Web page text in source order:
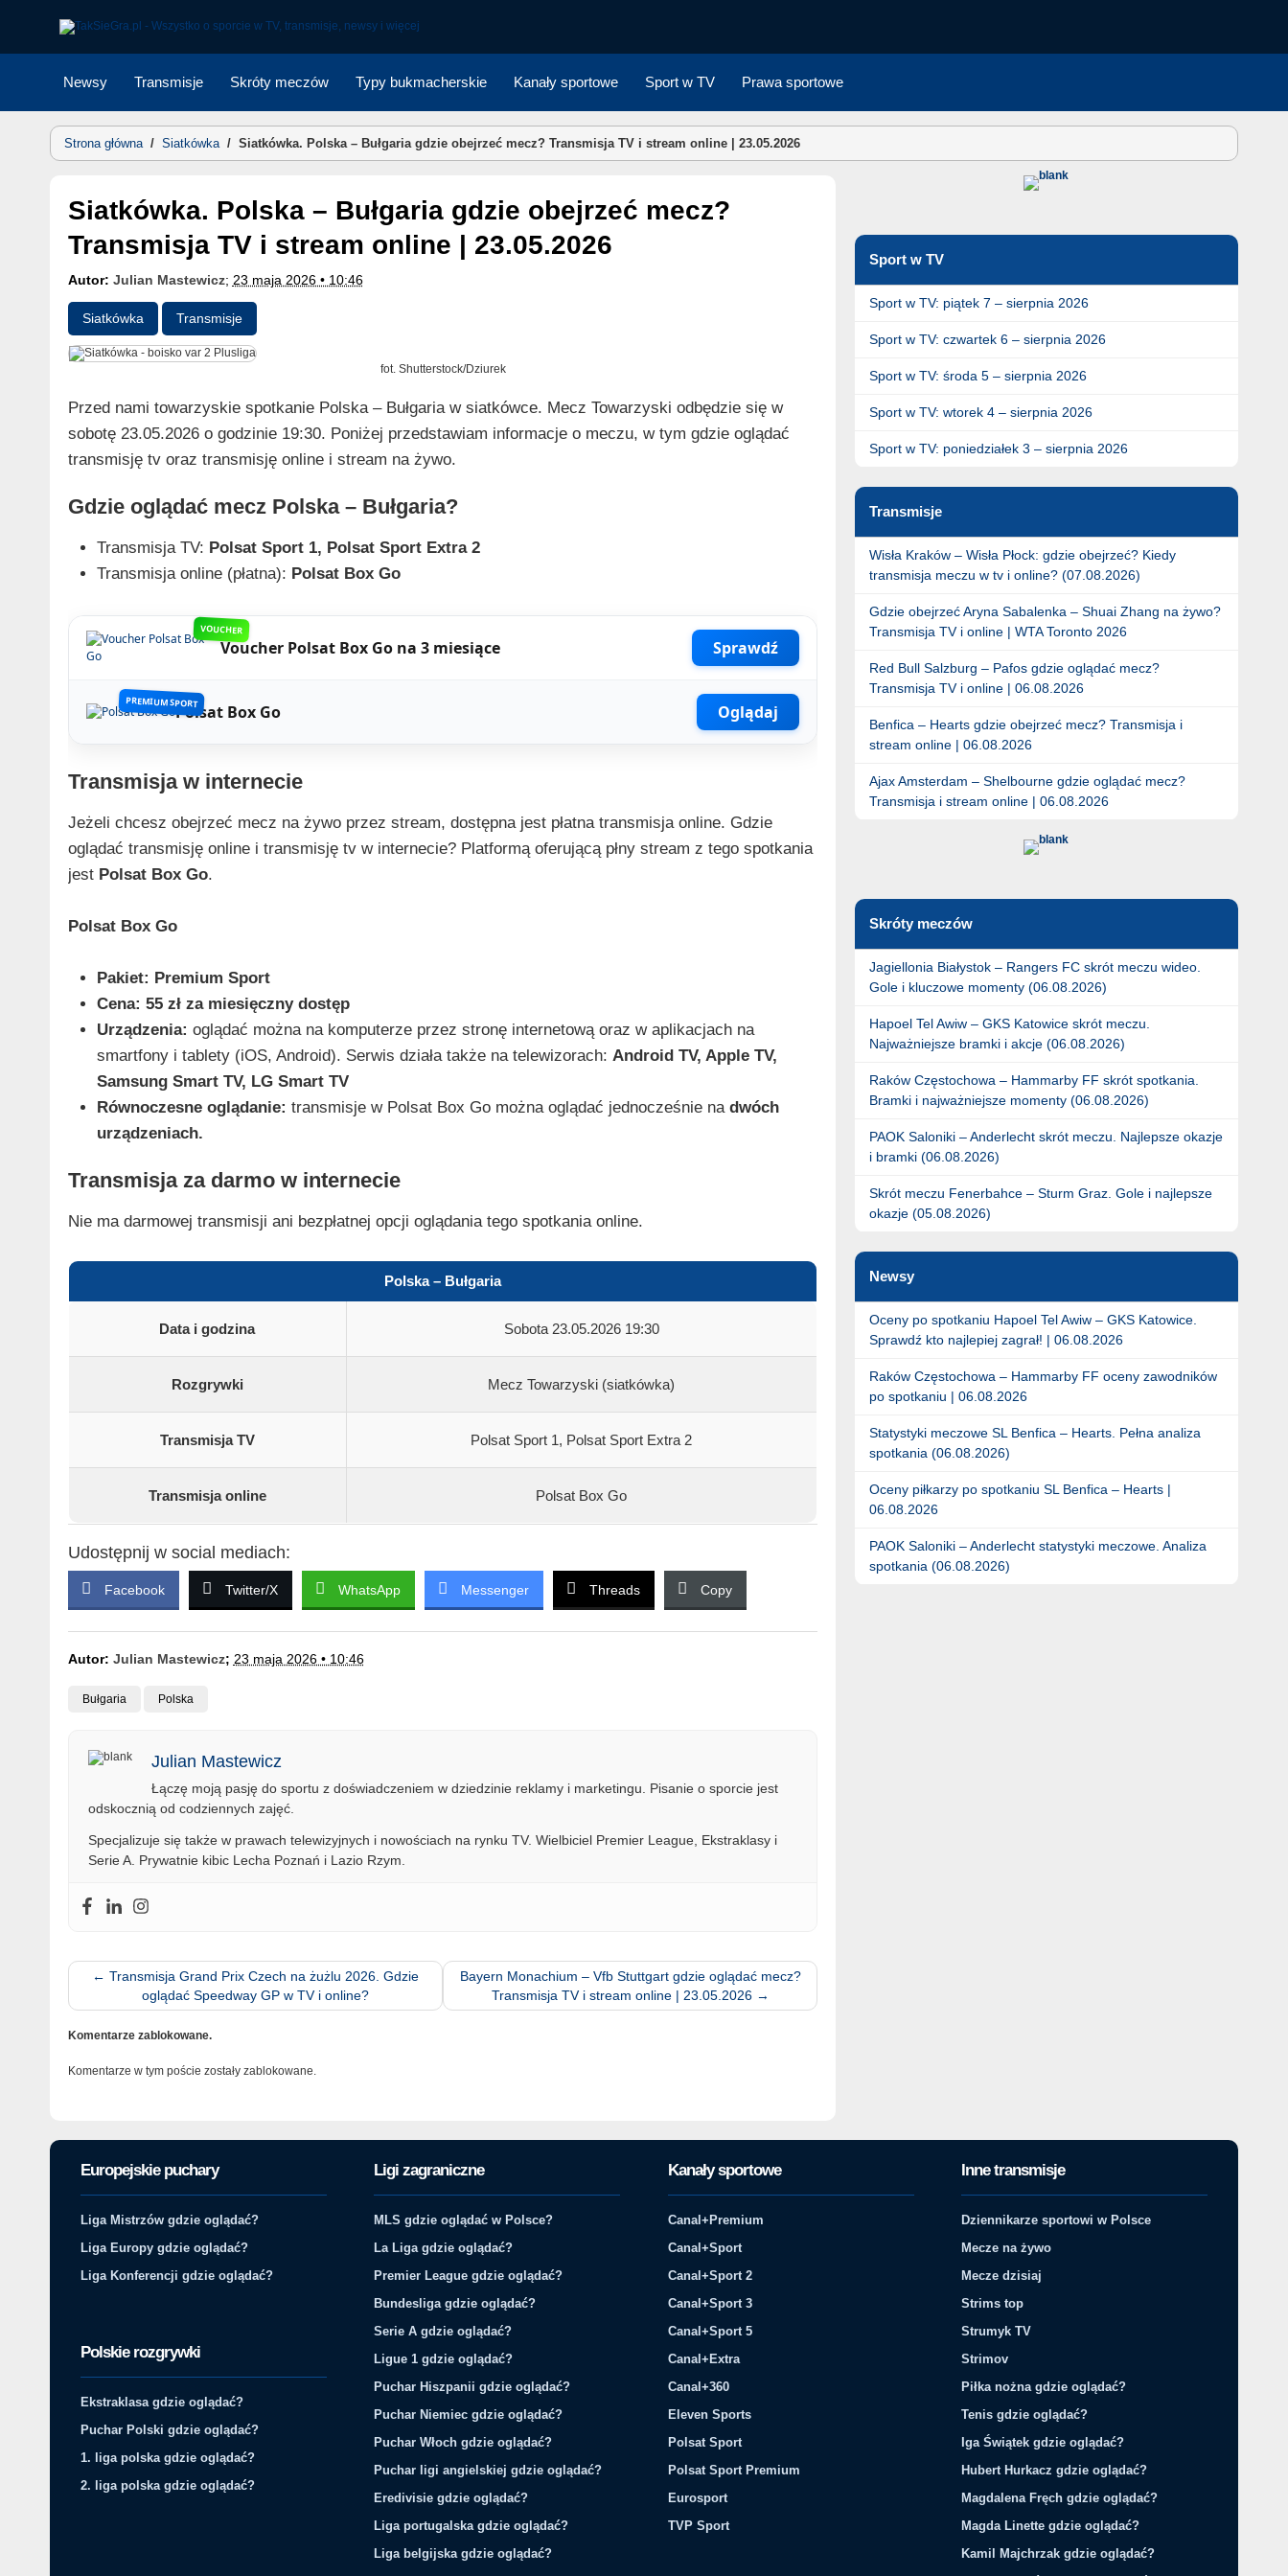
Newsy Transmisje Skróty meczów Typy bukmacherskie Kanały sportowe Sport w TV Prawa sportowe
Strona główna/ Siatkówka/ Siatkówka. Polska – Bułgaria gdzie obejrzeć mecz? Transmisja TV i stream online | 23.05.2026
Siatkówka. Polska – Bułgaria gdzie obejrzeć mecz?
Transmisja TV i stream online | 23.05.2026
Autor: Julian Mastewicz; 23 maja 2026 • 10:46
Siatkówka Transmisje
fot. Shutterstock/Dziurek
Przed nami towarzyskie spotkanie Polska – Bułgaria w siatkówce. Mecz Towarzyski odbędzie się w
sobotę 23.05.2026 o godzinie 19:30. Poniżej przedstawiam informacje o meczu, w tym gdzie oglądać
transmisję tv oraz transmisję online i stream na żywo.
Gdzie oglądać mecz Polska – Bułgaria?
Transmisja TV: Polsat Sport 1, Polsat Sport Extra 2
Transmisja online (płatna): Polsat Box Go
VOUCHER
Voucher Polsat Box Go na 3 miesiące Sprawdź
PREMIUM SPORTPolsat Box Go Oglądaj
Transmisja w internecie
Jeżeli chcesz obejrzeć mecz na żywo przez stream, dostępna jest płatna transmisja online. Gdzie
oglądać transmisję online i transmisję tv w internecie? Platformą oferującą płny stream z tego spotkania
jest Polsat Box Go.
Polsat Box Go
Pakiet: Premium Sport
Cena: 55 zł za miesięczny dostęp
Urządzenia: oglądać można na komputerze przez stronę internetową oraz w aplikacjach na
smartfony i tablety (iOS, Android). Serwis działa także na telewizorach: Android TV, Apple TV,
Samsung Smart TV, LG Smart TV
Równoczesne oglądanie: transmisje w Polsat Box Go można oglądać jednocześnie na dwóch
urządzeniach.
Transmisja za darmo w internecie
Nie ma darmowej transmisji ani bezpłatnej opcji oglądania tego spotkania online.
Polska – Bułgaria
Data i godzina Sobota 23.05.2026 19:30
Rozgrywki Mecz Towarzyski (siatkówka)
Transmisja TV Polsat Sport 1, Polsat Sport Extra 2
Transmisja online Polsat Box Go
Udostępnij w social mediach:
Facebook Twitter/X WhatsApp Messenger Threads Copy
Autor: Julian Mastewicz; 23 maja 2026 • 10:46
Bułgaria Polska
Julian Mastewicz
Łączę moją pasję do sportu z doświadczeniem w dziedzinie reklamy i marketingu. Pisanie o sporcie jest
odskocznią od codziennych zajęć.
Specjalizuje się także w prawach telewizyjnych i nowościach na rynku TV. Wielbiciel Premier League, Ekstraklasy i
Serie A. Prywatnie kibic Lecha Poznań i Lazio Rzym.
← Transmisja Grand Prix Czech na żużlu 2026. Gdzie
oglądać Speedway GP w TV i online?
Bayern Monachium – Vfb Stuttgart gdzie oglądać mecz?
Transmisja TV i stream online | 23.05.2026 →
Komentarze zablokowane.
Komentarze w tym poście zostały zablokowane.
Sport w TV
Sport w TV: piątek 7 – sierpnia 2026
Sport w TV: czwartek 6 – sierpnia 2026
Sport w TV: środa 5 – sierpnia 2026
Sport w TV: wtorek 4 – sierpnia 2026
Sport w TV: poniedziałek 3 – sierpnia 2026
Transmisje
Wisła Kraków – Wisła Płock: gdzie obejrzeć? Kiedy
transmisja meczu w tv i online? (07.08.2026)
Gdzie obejrzeć Aryna Sabalenka – Shuai Zhang na żywo?
Transmisja TV i online | WTA Toronto 2026
Red Bull Salzburg – Pafos gdzie oglądać mecz?
Transmisja TV i online | 06.08.2026
Benfica – Hearts gdzie obejrzeć mecz? Transmisja i
stream online | 06.08.2026
Ajax Amsterdam – Shelbourne gdzie oglądać mecz?
Transmisja i stream online | 06.08.2026
Skróty meczów
Jagiellonia Białystok – Rangers FC skrót meczu wideo.
Gole i kluczowe momenty (06.08.2026)
Hapoel Tel Awiw – GKS Katowice skrót meczu.
Najważniejsze bramki i akcje (06.08.2026)
Raków Częstochowa – Hammarby FF skrót spotkania.
Bramki i najważniejsze momenty (06.08.2026)
PAOK Saloniki – Anderlecht skrót meczu. Najlepsze okazje
i bramki (06.08.2026)
Skrót meczu Fenerbahce – Sturm Graz. Gole i najlepsze
okazje (05.08.2026)
Newsy
Oceny po spotkaniu Hapoel Tel Awiw – GKS Katowice.
Sprawdź kto najlepiej zagrał! | 06.08.2026
Raków Częstochowa – Hammarby FF oceny zawodników
po spotkaniu | 06.08.2026
Statystyki meczowe SL Benfica – Hearts. Pełna analiza
spotkania (06.08.2026)
Oceny piłkarzy po spotkaniu SL Benfica – Hearts |
06.08.2026
PAOK Saloniki – Anderlecht statystyki meczowe. Analiza
spotkania (06.08.2026)
Europejskie puchary
Liga Mistrzów gdzie oglądać?
Liga Europy gdzie oglądać?
Liga Konferencji gdzie oglądać?
Polskie rozgrywki
Ekstraklasa gdzie oglądać?
Puchar Polski gdzie oglądać?
1. liga polska gdzie oglądać?
2. liga polska gdzie oglądać?
Ligi zagraniczne
MLS gdzie oglądać w Polsce?
La Liga gdzie oglądać?
Premier League gdzie oglądać?
Bundesliga gdzie oglądać?
Serie A gdzie oglądać?
Ligue 1 gdzie oglądać?
Puchar Hiszpanii gdzie oglądać?
Puchar Niemiec gdzie oglądać?
Puchar Włoch gdzie oglądać?
Puchar ligi angielskiej gdzie oglądać?
Eredivisie gdzie oglądać?
Liga portugalska gdzie oglądać?
Liga belgijska gdzie oglądać?
Kanały sportowe
Canal+Premium
Canal+Sport
Canal+Sport 2
Canal+Sport 3
Canal+Sport 5
Canal+Extra
Canal+360
Eleven Sports
Polsat Sport
Polsat Sport Premium
Eurosport
TVP Sport
Inne transmisje
Dziennikarze sportowi w Polsce
Mecze na żywo
Mecze dzisiaj
Strims top
Strumyk TV
Strimov
Piłka nożna gdzie oglądać?
Tenis gdzie oglądać?
Iga Świątek gdzie oglądać?
Hubert Hurkacz gdzie oglądać?
Magdalena Fręch gdzie oglądać?
Magda Linette gdzie oglądać?
Kamil Majchrzak gdzie oglądać?